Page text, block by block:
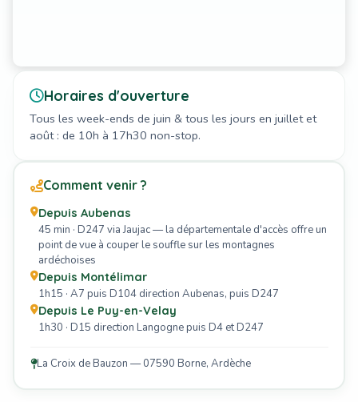
Horaires d'ouverture
Tous les week-ends de juin & tous les jours en juillet et
août : de 10h à 17h30 non-stop.
Comment venir ?
Depuis Aubenas
45 min · D247 via Jaujac — la départementale d'accès offre un
point de vue à couper le souffle sur les montagnes
ardéchoises
Depuis Montélimar
1h15 · A7 puis D104 direction Aubenas, puis D247
Depuis Le Puy-en-Velay
1h30 · D15 direction Langogne puis D4 et D247
La Croix de Bauzon — 07590 Borne, Ardèche